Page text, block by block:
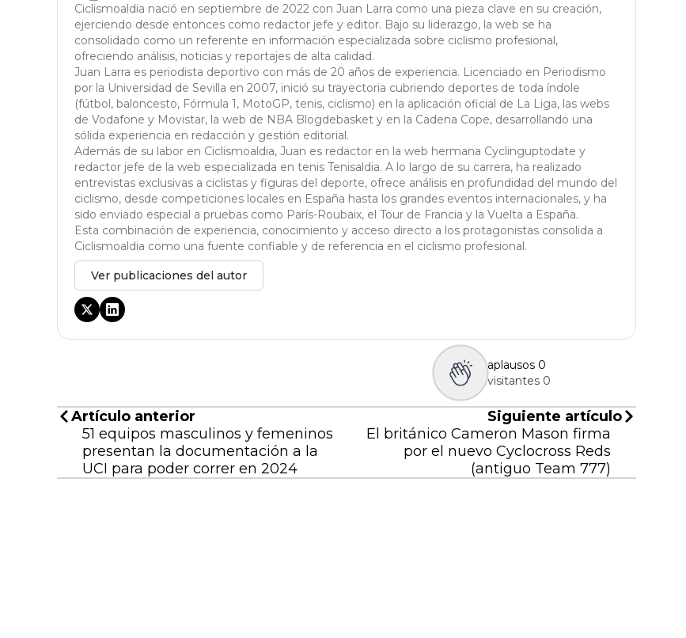
Ciclismoaldia nació en septiembre de 2022 con Juan Larra como una pieza clave en su creación,
ejerciendo desde entonces como redactor jefe y editor. Bajo su liderazgo, la web se ha
consolidado como un referente en información especializada sobre ciclismo profesional,
ofreciendo análisis, noticias y reportajes de alta calidad.
Juan Larra es periodista deportivo con más de 20 años de experiencia. Licenciado en Periodismo
por la Universidad de Sevilla en 2007, inició su trayectoria cubriendo deportes de toda índole
(fútbol, baloncesto, Fórmula 1, MotoGP, tenis, ciclismo) en la aplicación oficial de La Liga, las webs
de Vodafone y Movistar, la web de NBA Blogdebasket y en la Cadena Cope, desarrollando una
sólida experiencia en redacción y gestión editorial.
Además de su labor en Ciclismoaldia, Juan es redactor en la web hermana Cyclinguptodate y
redactor jefe de la web especializada en tenis Tenisaldia. A lo largo de su carrera, ha realizado
entrevistas exclusivas a ciclistas y figuras del deporte, ofrece análisis en profundidad del mundo del
ciclismo, desde competiciones locales en España hasta los grandes eventos internacionales, y ha
sido enviado especial a pruebas como París-Roubaix, el Tour de Francia y la Vuelta a España.
Esta combinación de experiencia, conocimiento y acceso directo a los protagonistas consolida a
Ciclismoaldia como una fuente confiable y de referencia en el ciclismo profesional.
Ver publicaciones del autor
aplausos 0
visitantes 0
Artículo anterior
51 equipos masculinos y femeninos
presentan la documentación a la
UCI para poder correr en 2024
Siguiente artículo
El británico Cameron Mason firma
por el nuevo Cyclocross Reds
(antiguo Team 777)